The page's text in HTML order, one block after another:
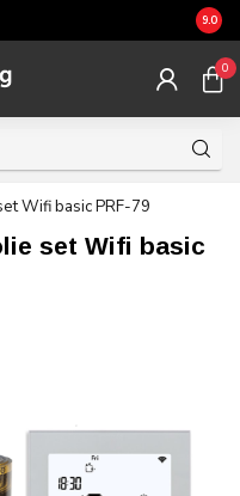
9.0
0
Wifi basic PRF-79
set Wifi basic